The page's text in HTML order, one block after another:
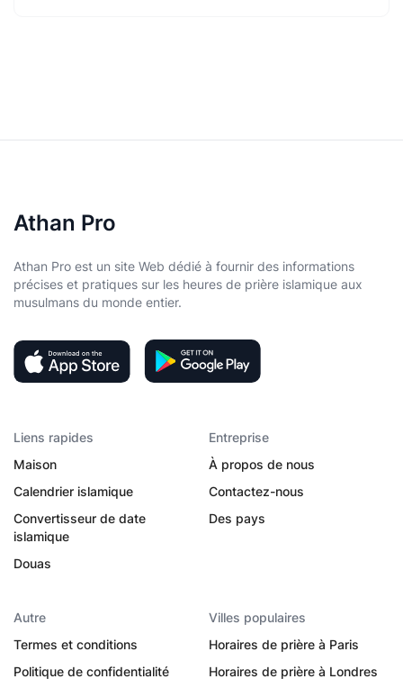
Athan Pro
Athan Pro est un site Web dédié à fournir des informations
précises et pratiques sur les heures de prière islamique aux
musulmans du monde entier.
Liens rapides
Maison
Calendrier islamique
Convertisseur de date
islamique
Douas
Entreprise
À propos de nous
Contactez-nous
Des pays
Autre
Termes et conditions
Politique de confidentialité
Villes populaires
Horaires de prière à Paris
Horaires de prière à Londres